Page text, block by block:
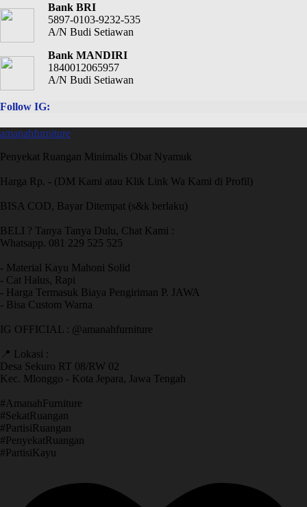
Bank BRI
5897-0103-9232-535
A/N Budi Setiawan
Bank MANDIRI
1840012065957
A/N Budi Setiawan
Follow IG:
amanahfurniture
Penyekat Ruangan Minimalis Obat Nyamuk
Harga Rp. - (DM Kami atau Klik Link Wa Kami di Profil)
BISA COD, Bayar Ditempat (s&k berlaku)
BELI ? Tanya Tanya Dulu, Chat Kami :
Whatsapp. 081 229 525 525
- Material Kayu Mahoni Solid
- Cat Halus, Rapi
- Harga Termasuk Biaya Pengiriman P. JAWA
- Bisa Custom Warna
IG OFFICIAL : @amanahfurniture
📍 Lokasi :
Desa Sekuro RT 08/RW 02
Kec. Mlonggo - Kota Jepara, Jawa Tengah
​#AmanahFurniture
​#SekatRuangan
​#PartisiRuangan
​#PenyekatRuangan
​#PartisiKayu